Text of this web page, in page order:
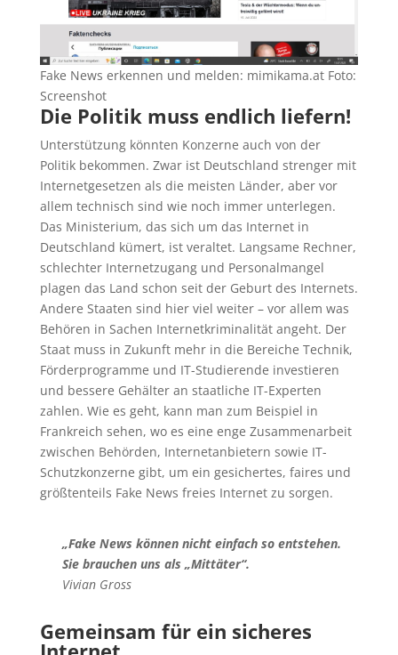
Fake News erkennen und melden: mimikama.at Foto:
Screenshot
Die Politik muss endlich liefern!
Unterstützung könnten Konzerne auch von der
Politik bekommen. Zwar ist Deutschland strenger mit
Internetgesetzen als die meisten Länder, aber vor
allem technisch sind wie noch immer unterlegen.
Das Ministerium, das sich um das Internet in
Deutschland kümert, ist veraltet. Langsame Rechner,
schlechter Internetzugang und Personalmangel
plagen das Land schon seit der Geburt des Internets.
Andere Staaten sind hier viel weiter – vor allem was
Behören in Sachen Internetkriminalität angeht. Der
Staat muss in Zukunft mehr in die Bereiche Technik,
Förderprogramme und IT-Studierende investieren
und bessere Gehälter an staatliche IT-Experten
zahlen. Wie es geht, kann man zum Beispiel in
Frankreich sehen, wo es eine enge Zusammenarbeit
zwischen Behörden, Internetanbietern sowie IT-
Schutzkonzerne gibt, um ein gesichertes, faires und
größtenteils Fake News freies Internet zu sorgen.
„Fake News können nicht einfach so entstehen.
Sie brauchen uns als „Mittäter“.
Vivian Gross
Gemeinsam für ein sicheres